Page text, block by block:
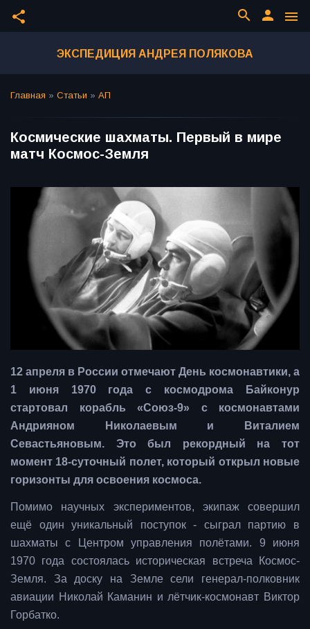
share menu
person
search
ЭКСПЕДИЦИЯ АНДРЕЯ ПОЛЯКОВА
Главная » Статьи » АП
Космические шахматы. Первый в мире
матч Космос-Земля
12 апреля в России отмечают День космонавтики, а
1 июня 1970 года с космодрома Байконур
стартовал корабль «Союз-9» с космонавтами
Андрияном Николаевым и Виталием
Севастьяновым. Это был рекордный на тот
момент 18-суточный полет, который открыл новые
горизонты для освоения космоса.
Помимо научных экспериментов, экипаж совершил
ещё один уникальный поступок - сыграл партию в
шахматы с Центром управления полётами. 9 июня
1970 года состоялась историческая встреча Космос-
Земля. За доску на Земле сели генерал-полковник
авиации Николай Каманин и лётчик-космонавт Виктор
Горбатко.